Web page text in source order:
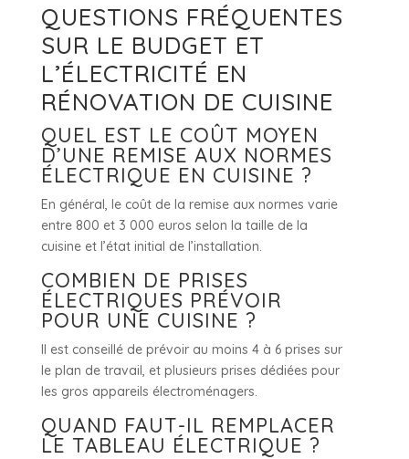
QUESTIONS FRÉQUENTES
SUR LE BUDGET ET
L’ÉLECTRICITÉ EN
RÉNOVATION DE CUISINE
QUEL EST LE COÛT MOYEN
D’UNE REMISE AUX NORMES
ÉLECTRIQUE EN CUISINE ?
En général, le coût de la remise aux normes varie
entre 800 et 3 000 euros selon la taille de la
cuisine et l’état initial de l’installation.
COMBIEN DE PRISES
ÉLECTRIQUES PRÉVOIR
POUR UNE CUISINE ?
Il est conseillé de prévoir au moins 4 à 6 prises sur
le plan de travail, et plusieurs prises dédiées pour
les gros appareils électroménagers.
QUAND FAUT-IL REMPLACER
LE TABLEAU ÉLECTRIQUE ?